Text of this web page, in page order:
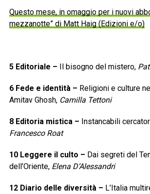
Questo mese, in omaggio per i nuovi
mezzanotte” di Matt Haig (Edizioni e/o)
5 Editoriale – Il bisogno del mistero,
6 Fede e identità– Religioni e culture
Amitav Ghosh, Camilla Tettoni
8 Editoria mistica– Instancabili
Francesco Roat
10 Leggere il culto – Dai segreti del
dell’Oriente, Elena D’Alessandri
12 Diario delle diversità– L’Italia